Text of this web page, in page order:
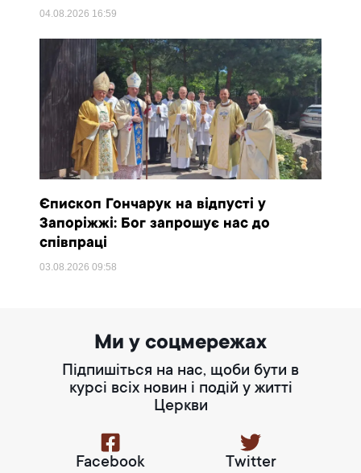
04.08.2026 16:59
Єпископ Гончарук на відпусті у
Запоріжжі: Бог запрошує нас до
співпраці
03.08.202609:58
Ми у соцмережах
Підпишіться на нас, щоби бути в
курсі всіх новин і подій у житті
Церкви
Facebook Twitter